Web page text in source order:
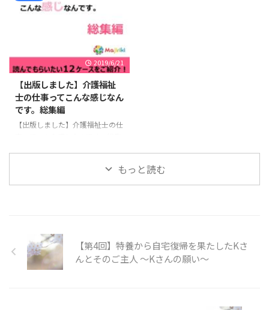
なく読みやすい小説風です。
・介護福祉士の仕事ってこんな感
のある方に読んでもらいたい1冊
です。本HPで連載していた事例
ています。シリーズの総集編で、
総字数7万文字程度で読みごたえ
があると思います。Kindle
Unlimited 会員は無料で読むこと
2019/6/21
【出版しました】介護福祉
士の仕事ってこんな感じなん
です。総集編
【出版しました】介護福祉士の仕
として働いた実際の事例を紹介し
ています。 読めば専門職の介護
たい事例です。 Kindle Unlimited
で無料で読めるように登録してお
ります。 2.特養へ入所後、ADLが
向上したYさん より抜粋 病院か
もっと読む
【第4回】特養から自宅復帰を果たしたKさ
んとそのご主人 ～Kさんの願い～